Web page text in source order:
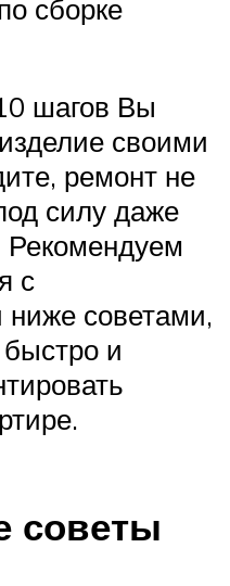
сборке
шагов Вы
своими
ремонт не
силу даже
Рекомендуем
с
советами,
и
советы